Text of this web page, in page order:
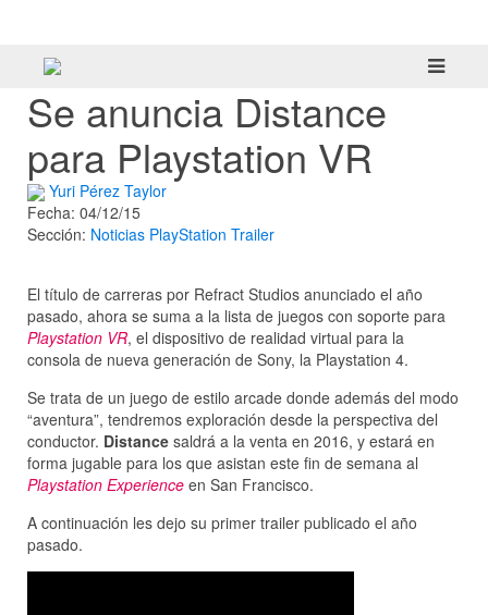
Se anuncia Distance
para Playstation VR
Yuri Pérez Taylor
Fecha: 04/12/15
Sección: Noticias PlayStation Trailer
El título de carreras por Refract Studios anunciado el año
pasado, ahora se suma a la lista de juegos con soporte para
Playstation VR, el dispositivo de realidad virtual para la
consola de nueva generación de Sony, la Playstation 4.
Se trata de un juego de estilo arcade donde además del modo
“aventura”, tendremos exploración desde la perspectiva del
conductor. Distance saldrá a la venta en 2016, y estará en
forma jugable para los que asistan este fin de semana al
Playstation Experience en San Francisco.
A continuación les dejo su primer trailer publicado el año
pasado.